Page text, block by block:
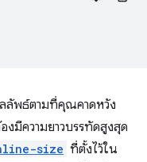
ลลัพธ์ตามที่คุณคาดหวัง
งมีความยาวบรรทัดสูงสุด
size ที่ตั้งไว้ใน